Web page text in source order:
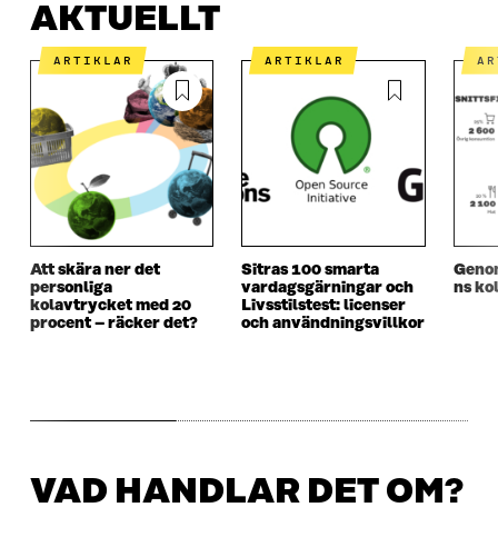
AKTUELLT
ARTIKLAR
Att skära ner det
personliga
kolavtrycket med 20
procent – räcker det?
ARTIKLAR
Sitras 100 smarta
vardagsgärningar och
Livsstilstest: licenser
och användningsvillkor
ns
VAD HANDLAR DET OM?